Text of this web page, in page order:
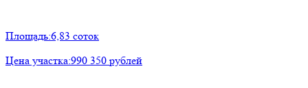
Площадь:6,83 соток
Цена участка:990 350 рублей